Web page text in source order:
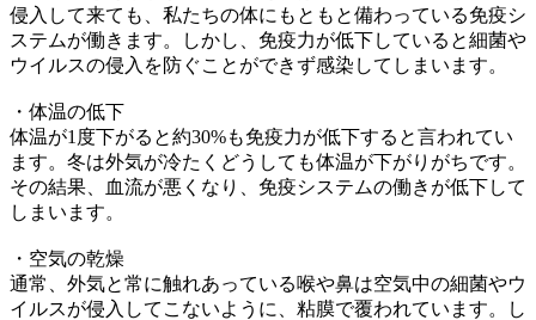
侵入して来ても、私たちの体にもともと備わっている免疫シ
ステムが働きます。しかし、免疫力が低下していると細菌や
ウイルスの侵入を防ぐことができず感染してしまいます。
・体温の低下
体温が1度下がると約30%も免疫力が低下すると言われてい
ます。冬は外気が冷たくどうしても体温が下がりがちです。
その結果、血流が悪くなり、免疫システムの働きが低下して
しまいます。
・空気の乾燥
通常、外気と常に触れあっている喉や鼻は空気中の細菌やウ
イルスが侵入してこないように、粘膜で覆われています。し